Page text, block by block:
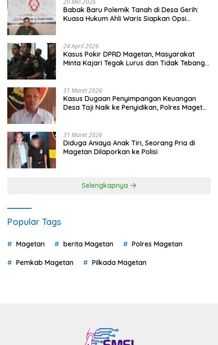
20 Mei 2026
Babak Baru Polemik Tanah di Desa Gerih:
Kuasa Hukum Ahli Waris Siapkan Opsi
24 April 2026
Kasus Pokir DPRD Magetan, Masyarakat
Minta Kajari Tegak Lurus dan Tidak Tebang
31 Maret 2026
Kasus Dugaan Penyimpangan Keuangan
Desa Taji Naik ke Penyidikan, Polres Magetan
31 Maret 2026
Diduga Aniaya Anak Tiri, Seorang Pria di
Magetan Dilaporkan ke Polisi
Selengkapnya
Popular Tags
Magetan berita Magetan Polres Magetan
Pemkab Magetan Pilkada Magetan